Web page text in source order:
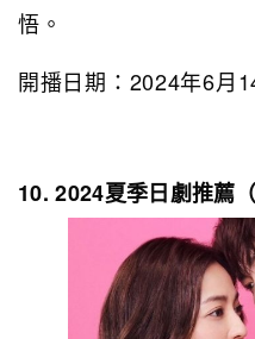
悟。
開播日期：2024年6月
10. 2024夏季日劇推薦